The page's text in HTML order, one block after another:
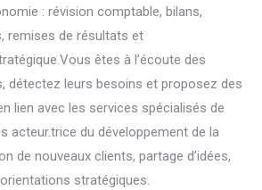
: révision comptable, bilans,
remises de résultats et
êtes à l’écoute des
détectez leurs besoins et proposez des
lien avec les services spécialisés de
acteur.trice du développement de la
de nouveaux clients, partage d’idées,
stratégiques.